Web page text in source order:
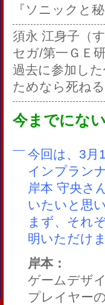
『ソニックと
須永 江身子（
セガ/第一ＧＥ
過去に参加し
ためなら死ね
今までにな
今回は、3月
インプラン
岸本 守央さ
いたいと思
まず、それ
明いただけ
岸本：
ゲームデザ
プレイヤー